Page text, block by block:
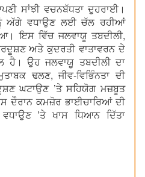
ਸਾਂਝੀ ਵਚਨਬੱਧਤਾ ਦੁਹਰਾਈ।
ਨੂੰ ਅੱਗੇ ਵਧਾਉਣ ਲਈ ਚੱਲ ਰਹੀਆਂ
ਇਸ ਵਿੱਚ ਜਲਵਾਯੂ ਤਬਦੀਲੀ,
ਅਤੇ ਕੁਦਰਤੀ ਵਾਤਾਵਰਨ ਦੇ
ਹੈ। ਉਹ ਜਲਵਾਯੂ ਤਬਦੀਲੀ ਦਾ
ਢਲਣ, ਜੀਵ-ਵਿਭਿੰਨਤਾ ਦੀ
ਘਟਾਉਣ ’ਤੇ ਸਹਿਯੋਗ ਮਜ਼ਬੂਤ
ਕਮਜ਼ੋਰ ਭਾਈਚਾਰਿਆਂ ਦੀ
’ਤੇ ਖਾਸ ਧਿਆਨ ਦਿੱਤਾ